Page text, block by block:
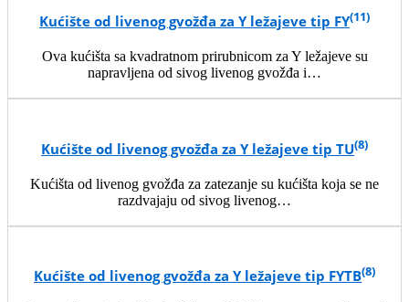
Kućište od livenog gvožđa za Y ležajeve tip FY(11)
Ova kućišta sa kvadratnom prirubnicom za Y ležajeve su
napravljena od sivog livenog gvožđa i…
Kućište od livenog gvožđa za Y ležajeve tip TU(8)
Kućišta od livenog gvožđa za zatezanje su kućišta koja se ne
razdvajaju od sivog livenog…
Kućište od livenog gvožđa za Y ležajeve tip FYTB(8)